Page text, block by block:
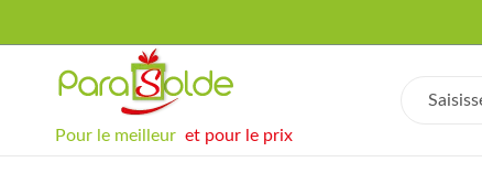
Pour le meilleur et pour le prix